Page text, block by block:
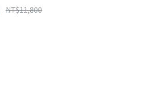
NT$11,800